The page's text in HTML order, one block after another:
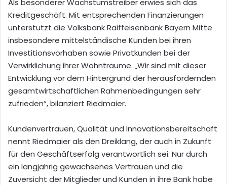
Als besonderer Wachstumstreiber erwies sich das
Kreditgeschäft. Mit entsprechenden Finanzierungen
unterstützt die Volksbank Raiffeisenbank Bayern Mitte
insbesondere mittelständische Kunden bei ihren
Investitionsvorhaben sowie Privatkunden bei der
Verwirklichung ihrer Wohnträume. „Wir sind mit dieser
Entwicklung vor dem Hintergrund der herausfordernden
gesamtwirtschaftlichen Rahmenbedingungen sehr
zufrieden“, bilanziert Riedmaier.
Kundenvertrauen, Qualität und Innovationsbereitschaft
nennt Riedmaier als den Dreiklang, der auch in Zukunft
für den Geschäftserfolg verantwortlich sei. Nur durch
ein langjährig gewachsenes Vertrauen und die
Zuversicht der Mitglieder und Kunden in ihre Bank habe